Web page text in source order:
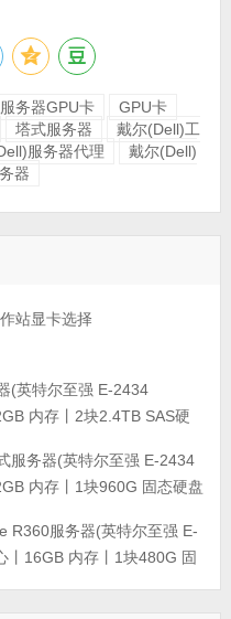
务器GPU卡
GPU卡
塔式服务器
戴尔(Dell)工
服务器代理
戴尔(Dell)
器
站显卡选择
(英特尔至强 E-2434
内存丨2块2.4TB SAS硬
服务器(英特尔至强 E-2434
内存丨1块960G 固态硬盘
R360服务器(英特尔至强 E-
丨16GB 内存丨1块480G 固